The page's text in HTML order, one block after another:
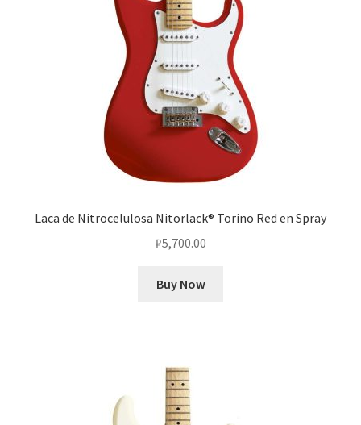
Laca de Nitrocelulosa Nitorlack® Torino Red en Spray
₽5,700.00
Buy Now